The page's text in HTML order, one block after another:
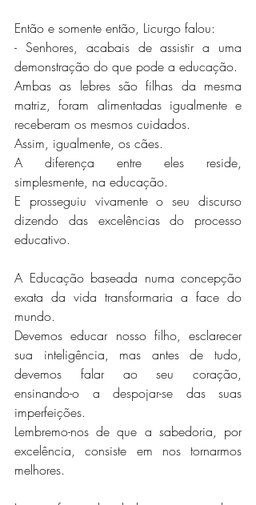
Então e somente então, Licurgo falou:
- Senhores, acabais de assistir a uma
demonstração do que pode a educação.
Ambas as lebres são filhas da mesma
matriz, foram alimentadas igualmente e
receberam os mesmos cuidados.
Assim, igualmente, os cães.
A diferença entre eles reside,
simplesmente, na educação.
E prosseguiu vivamente o seu discurso
dizendo das excelências do processo
educativo.
A Educação baseada numa concepção
exata da vida transformaria a face do
mundo.
Devemos educar nosso filho, esclarecer
sua inteligência, mas antes de tudo,
devemos falar ao seu coração,
ensinando-o a despojar-se das suas
imperfeições.
Lembremo-nos de que a sabedoria, por
excelência, consiste em nos tornarmos
melhores.